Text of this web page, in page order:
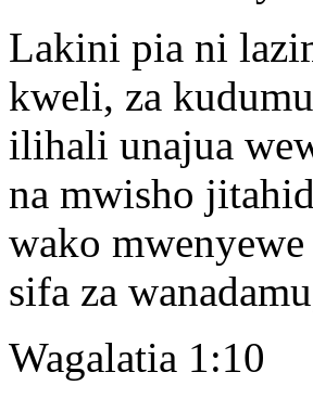
Lakini pia ni
kweli, za
ilihali unajua
na mwisho
wako
sifa za
Wagalatia 1:10